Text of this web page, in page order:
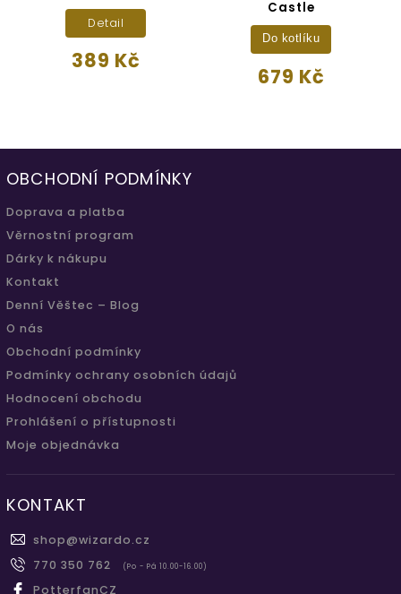
389 Kč
Detail
Castle
679 Kč
Do kotlíku
OBCHODNÍ PODMÍNKY
Doprava a platba
Věrnostní program
Dárky k nákupu
Kontakt
Denní Věštec – Blog
O nás
Obchodní podmínky
Podmínky ochrany osobních údajů
Hodnocení obchodu
Prohlášení o přístupnosti
Moje objednávka
KONTAKT
shop@wizardo.cz
770 350 762
(Po - Pá 10.00-16.00)
PotterfanCZ